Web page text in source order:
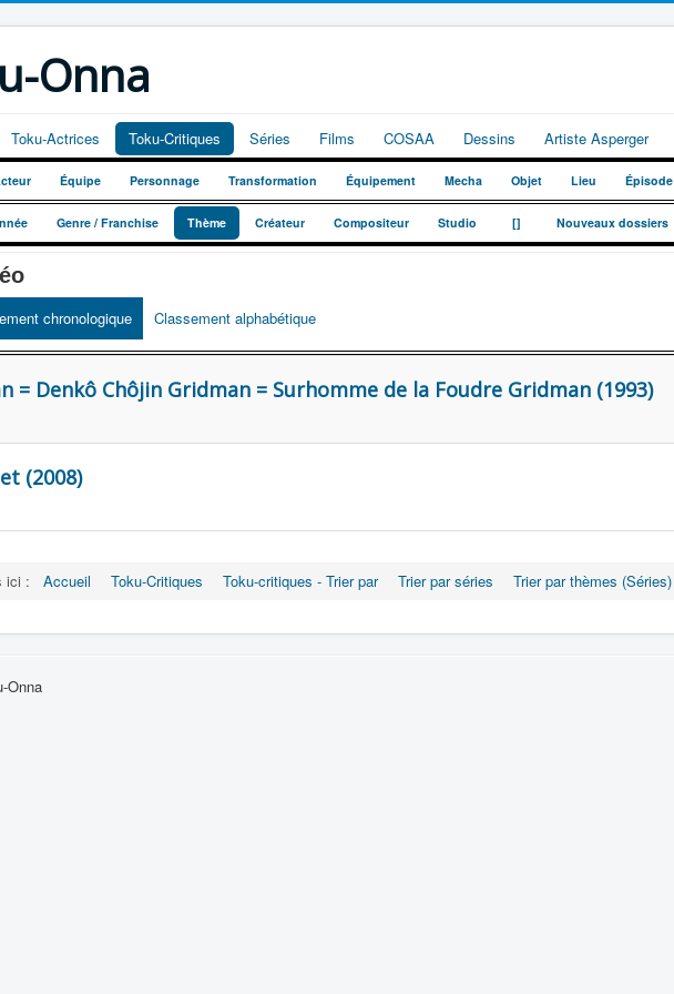
Onna
Toku-Actrices Toku-Critiques Séries Films COSAA Dessins Artiste Asperger
Équipe Personnage Transformation Équipement Mecha Objet Lieu Épisode
Genre / Franchise Thème Créateur Compositeur Studio [] Nouveaux dossiers
chronologique Classement alphabétique
= Denkô Chôjin Gridman = Surhomme de la Foudre Gridman (1993)
(2008)
ici : Accueil Toku-Critiques Toku-critiques - Trier par Trier par séries Trier par thèmes (Séries)
Onna